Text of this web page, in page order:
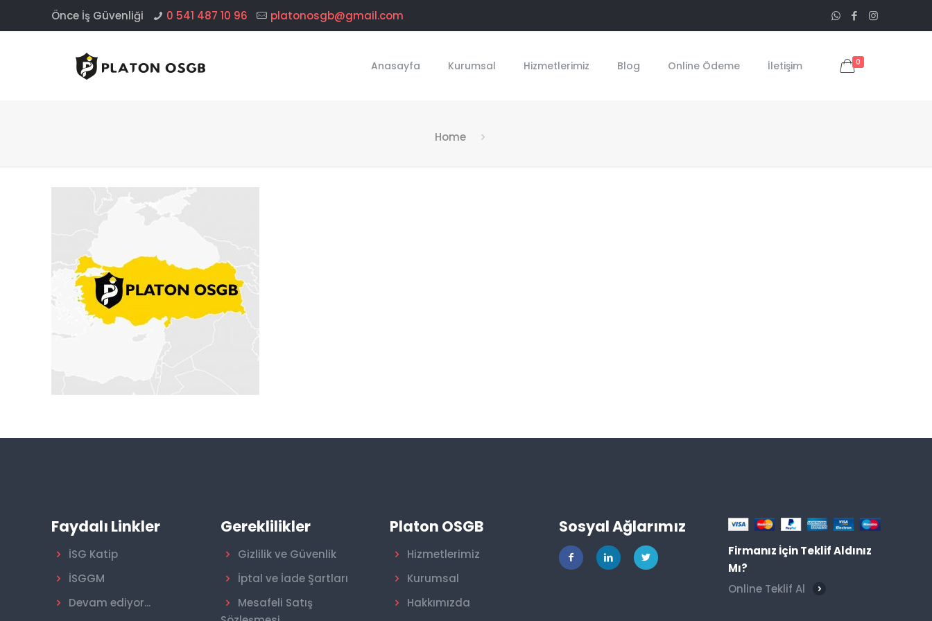
Önce İş Güvenliği 0 541 487 10 96 platonosgb@gmail.com
Anasayfa Kurumsal Hizmetlerimiz Blog Online Ödeme İletişim 0
Home
Faydalı Linkler
İSG Katip
İSGGM
Devam ediyor...
Gereklilikler
Gizlilik ve Güvenlik
İptal ve İade Şartları
Mesafeli Satış
Platon OSGB
Hizmetlerimiz
Kurumsal
Hakkımızda
Sosyal Ağlarımız
Firmanız İçin Teklif Aldınız
Mı?
Online Teklif Al